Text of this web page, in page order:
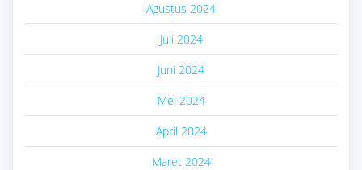
Agustus 2024
Juli 2024
Juni 2024
Mei 2024
April 2024
Maret 2024